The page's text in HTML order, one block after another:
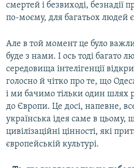
смертей і безвиході, безнадії
по-моєму, для багатьох людей
Але в той момент це було
буде з нами. І ось тоді багато
середовища інтелігенції
голосно й чітко про те, що
і ми бачимо тільки один шлях
до Європи. Це досі, напевне,
українська ідея саме в
цивілізаційні цінності, які
європейській культурі.